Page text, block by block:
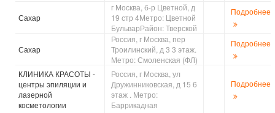
Сахар
г Москва, б-р Цветной, д
19 стр 4Метро: Цветной
БульварРайон: Тверской
Подробнее
Сахар
Россия, г Москва, пер
Троилинский, д 3 3 этаж.
Метро: Смоленская (ФЛ)
Подробнее
КЛИНИКА КРАСОТЫ -
центры эпиляции и
лазерной
косметологии
Россия, г Москва, ул
Дружинниковская, д 15 6
этаж . Метро:
Баррикадная
Подробнее